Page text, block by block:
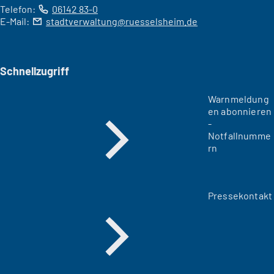
Telefon:
06142 83-0
E-Mail:
stadtverwaltung ruesselsheim de
Schnellzugriff
Warnmeldung
en abonnieren
-
Notfallnumme
rn
Pressekontakt